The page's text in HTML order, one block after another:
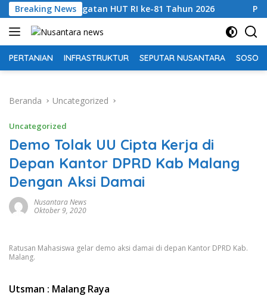
Langsung
ke
konten
Breaking News
HUT RI ke-81 Tahun 2026 Perkuat Sinergi
PERTANIAN INFRASTRUKTUR SEPUTAR NUSANTARA SOSOK
Beranda Uncategorized
Uncategorized
Demo Tolak UU Cipta Kerja di
Depan Kantor DPRD Kab Malang
Dengan Aksi Damai
Nusantara News
Oktober 9, 2020
Ratusan Mahasiswa gelar demo aksi damai di depan Kantor DPRD Kab.
Malang.
Utsman : Malang Raya